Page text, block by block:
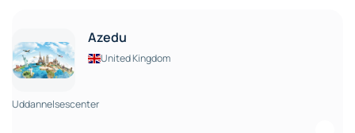
Azedu
United Kingdom
Uddannelsescenter